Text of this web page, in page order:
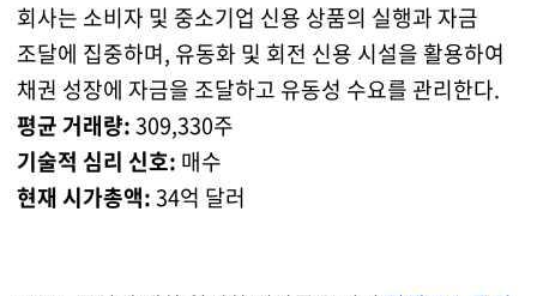
회사는 소비자 및 중소기업 신용 상품의 실행과 자금
조달에 집중하며, 유동화 및 회전 신용 시설을 활용하여
채권 성장에 자금을 조달하고 유동성 수요를 관리한다.
평균 거래량:309,330주
기술적 심리 신호: 매수
현재 시가총액:34억 달러